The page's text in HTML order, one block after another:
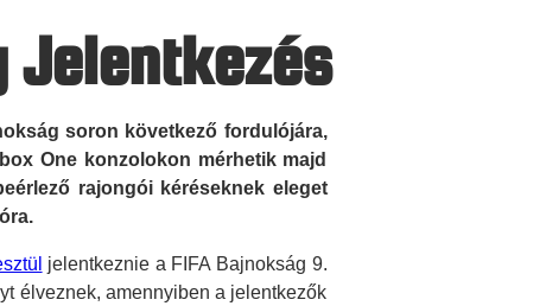
Jelentkezés
soron következő fordulójára,
One konzolokon mérhetik majd
rajongói kéréseknek eleget
jelentkeznie a FIFA Bajnokság 9.
élveznek, amennyiben a jelentkezők